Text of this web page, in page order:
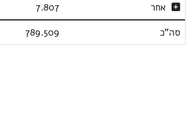
אחר
7.807
סה"כ
789.509